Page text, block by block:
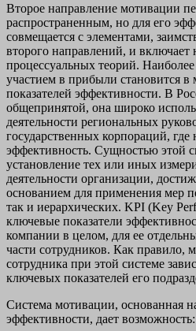
Второе направление мотивации
распространенным, но для его
совмещается с элементами,
второго направлений, и включает
процессуальных теорий.
участием в прибыли становится
показателей эффективности. В
общепринятой, она широко
деятельности региональных
государственных корпораций,
эффективность. Сущностью этой
установление тех или иных
деятельности организации,
основанием для применения мер
так и иерархических. KPI (Key
ключевые показатели
компании в целом, для ее
части сотрудников. Как правило,
сотрудника при этой системе
ключевых показателей его
Система мотивации, основанная
эффективности, дает возможность: